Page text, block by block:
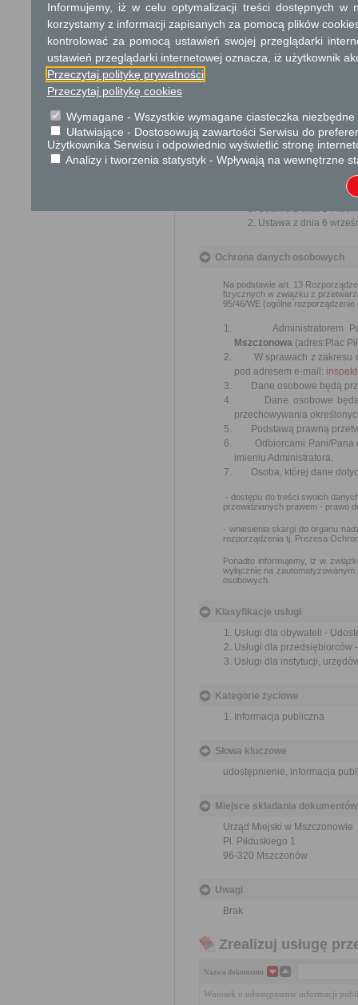
Tryb odwoławczy
W przypadku decyzji o
udostępnienie informacji
terminie 14 dni od dnia
Przedmiotem skargi może być
naruszenie praworządności lub
mogą być między innymi sprawy
ochrony własności społecznej,
bez zbędnej zwłoki, nie później
Ustawa z dnia 14
Ustawa z dnia 6
Ochrona danych osobowych
Na podstawie art. 13
fizycznych w związku z
95/46/WE (ogólne
Administratorem
Mszczonowa (adres:Plac
W sprawach z zakresu
pod adresem e-mail:
Dane osobowe będą
Dane osobowe będą
przechowywania
Podstawą prawną
Odbiorcami Pani/Pana
imieniu Administratora.
Osoba, której dane
- dostępu do treści swoich
przewidzianych prawem - prawo
- wniesienia skargi do organu
rozporządzenia tj. Prezesa
Ponadto informujemy, iż w
wyłącznie na
osobowych.
Klasyfikacje usługi
Usługi dla obywateli -
Usługi dla
Usługi dla instytucji,
Kategorie życiowe
Informacja publiczna
Słowa kluczowe
udostępnienie, informacja
Miejsce składania dokumentów
Urząd Miejski w Mszczonowie
Pl. Piłduskiego 1
96-320 Mszczonów
Uwagi
Brak
Zrealizuj usługę
Nazwa dokumentu
Wniosek o udostępnienie informacji
Informujemy, iż w celu optymalizacji treści dostępnych w
korzystamy z informacji zapisanych za pomocą plików
kontrolować za pomocą ustawień swojej przeglądarki
ustawień przeglądarki internetowej oznacza, iż użytkownik
Przeczytaj politykę prywatności
Przeczytaj politykę cookies
Wymagane - Wszystkie wymagane ciasteczka
Ułatwiające - Dostosowują zawartości Serwisu do
Użytkownika Serwisu i odpowiednio wyświetlić stronę
Analizy i tworzenia statystyk - Wpływają na wewnętrzne